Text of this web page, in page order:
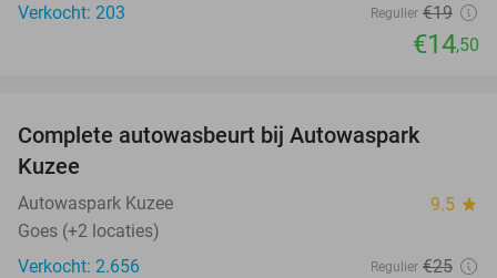
Verkocht: 203
Regulier €19
€14,50
Complete autowasbeurt bij Autowaspark
Kuzee
Autowaspark Kuzee 9.5 star
Goes (+2 locaties)
Verkocht: 2.656
Regulier €25